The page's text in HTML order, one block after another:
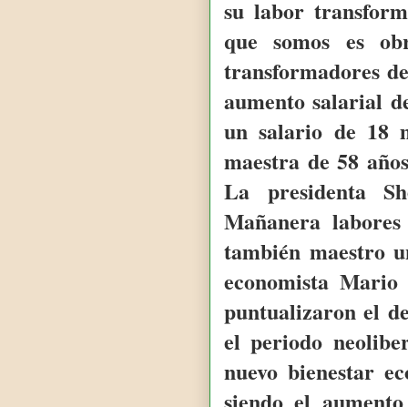
su labor
que somos es
transformadores
aumento salarial
un salario de 18
maestra de 58
La presidenta
Mañanera
también maestro
economista
puntualizaron el
el periodo
nuevo bienestar